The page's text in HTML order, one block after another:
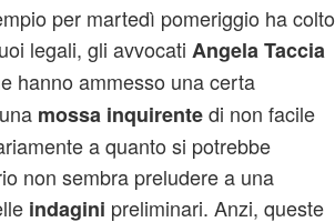
per martedì pomeriggio ha colto
legali, gli avvocati Angela Taccia
hanno ammesso una certa
mossa inquirentedi non facile
a quanto si potrebbe
non sembra preludere a una
indagini preliminari. Anzi, queste